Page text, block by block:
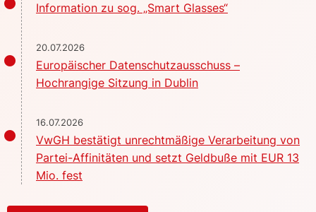
Information zu sog. „Smart Glasses“
20.07.2026
Europäischer Datenschutzausschuss –
Hochrangige Sitzung in Dublin
16.07.2026
VwGH bestätigt unrechtmäßige Verarbeitung von
Partei-Affinitäten und setzt Geldbuße mit EUR 13
Mio. fest